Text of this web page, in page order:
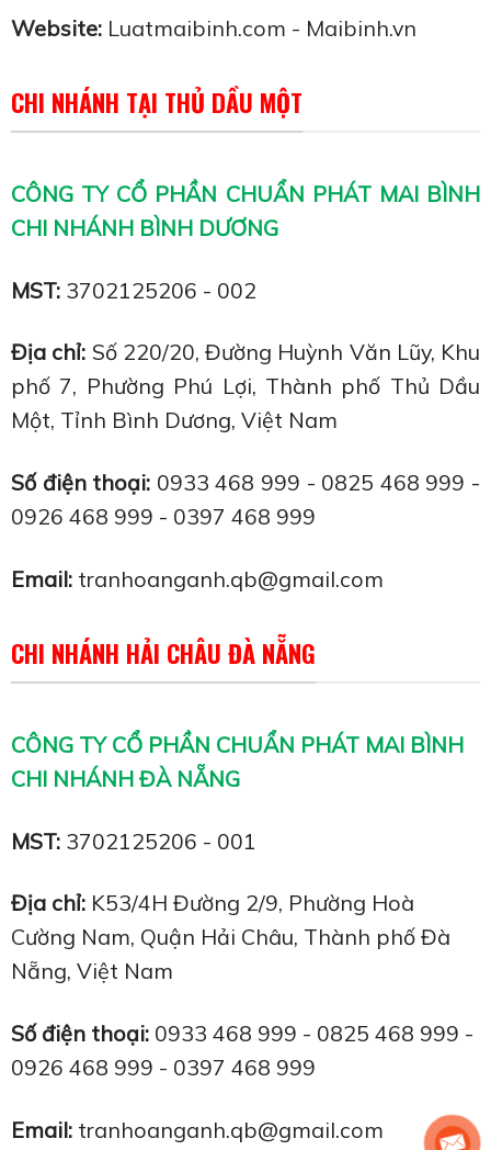
Website: Luatmaibinh.com - Maibinh.vn
CHI NHÁNH TẠI THỦ DẦU MỘT
CÔNG TY CỔ PHẦN CHUẨN PHÁT MAI BÌNH
CHI NHÁNH BÌNH DƯƠNG
MST: 3702125206 - 002
Địa chỉ: Số 220/20, Đường Huỳnh Văn Lũy, Khu
phố 7, Phường Phú Lợi, Thành phố Thủ Dầu
Một, Tỉnh Bình Dương, Việt Nam
Số điện thoại: 0933 468 999 - 0825 468 999 -
0926 468 999 - 0397 468 999
Email: tranhoanganh.qb@gmail.com
CHI NHÁNH HẢI CHÂU ĐÀ NẴNG
CÔNG TY CỔ PHẦN CHUẨN PHÁT MAI BÌNH
CHI NHÁNH ĐÀ NẴNG
MST: 3702125206 - 001
Địa chỉ: K53/4H Đường 2/9, Phường Hoà
Cường Nam, Quận Hải Châu, Thành phố Đà
Nẵng, Việt Nam
Số điện thoại: 0933 468 999 - 0825 468 999 -
0926 468 999 - 0397 468 999
Email: tranhoanganh.qb@gmail.com